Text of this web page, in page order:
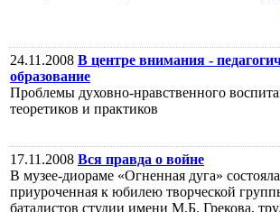
24.11.2008 В центре внимания -
образование
Проблемы духовно-нравственного
теоретиков и практиков
17.11.2008 Вся правда о войне
В музее-диораме «Огненная дуга»
приуроченная к юбилею творческой
баталистов студии имени М.Б. Грекова,